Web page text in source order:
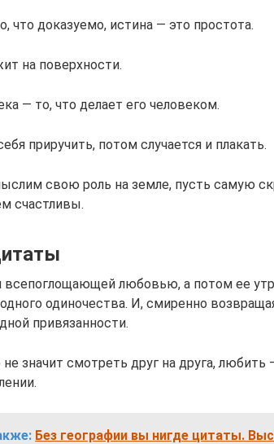
что доказуемо, истина — это простота.
на поверхности.
— то, что делает его человеком.
приручить, потом случается и плакать.
свою роль на земле, пусть самую
счастливы.
всепоглощающей любовью, а потом ее
одиночества. И, смиренно
привязанности.
значит смотреть друг на друга,
Без географии вы нигде цитаты.